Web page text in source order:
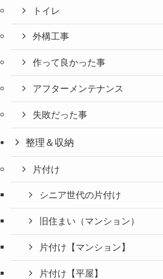
トイレ
外構工事
作って良かった事
アフターメンテナンス
失敗だった事
整理＆収納
片付け
シニア世代の片付け
旧住まい（マンション）
片付け【マンション】
片付け【平屋】